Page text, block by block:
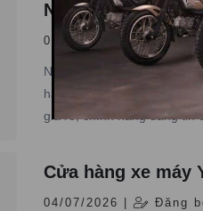
Nơi mua xe
06/08/2026 | Đăng
Nếu bạn cũng đang muốn
hãy tham khảo qua đại lý
giá rẻ, chính hãng đáng tin
Cửa hàng xe máy
04/07/2026 | Đăng